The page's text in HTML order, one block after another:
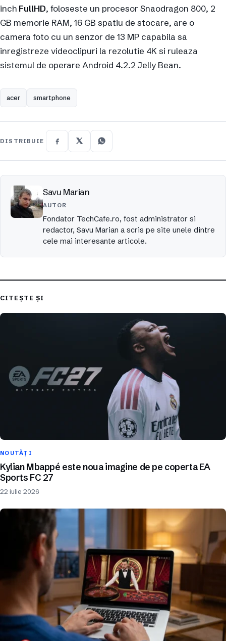
inch FullHD, foloseste un procesor Snaodragon 800, 2
GB memorie RAM, 16 GB spatiu de stocare, are o
camera foto cu un senzor de 13 MP capabila sa
inregistreze videoclipuri la rezolutie 4K si ruleaza
sistemul de operare Android 4.2.2 Jelly Bean.
acer smartphone
DISTRIBUIE
Savu Marian
AUTOR
Fondator TechCafe.ro, fost administrator si
redactor, Savu Marian a scris pe site unele dintre
cele mai interesante articole.
CITEȘTE ȘI
NOUTĂȚI
Kylian Mbappé este noua imagine de pe coperta EA
Sports FC 27
22 iulie 2026